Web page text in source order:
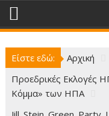
Είστε εδώ: Αρχική
Προεδρικές Εκλογές
Κόμμα» των ΗΠΑ